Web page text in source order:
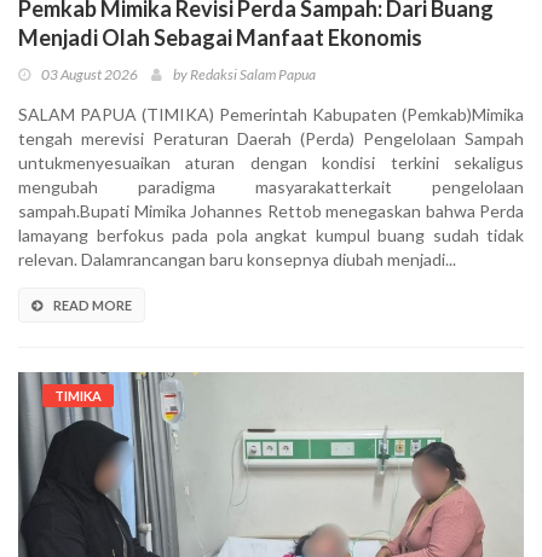
Pemkab Mimika Revisi Perda Sampah: Dari Buang
Menjadi Olah Sebagai Manfaat Ekonomis
03 August 2026 by Redaksi Salam Papua
SALAM PAPUA (TIMIKA) Pemerintah Kabupaten (Pemkab)Mimika
tengah merevisi Peraturan Daerah (Perda) Pengelolaan Sampah
untukmenyesuaikan aturan dengan kondisi terkini sekaligus
mengubah paradigma masyarakatterkait pengelolaan
sampah.Bupati Mimika Johannes Rettob menegaskan bahwa Perda
lamayang berfokus pada pola angkat kumpul buang sudah tidak
relevan. Dalamrancangan baru konsepnya diubah menjadi...
READ MORE
TIMIKA